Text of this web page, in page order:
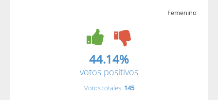
Femenino
44.14%
votos positivos
Votos totales: 145